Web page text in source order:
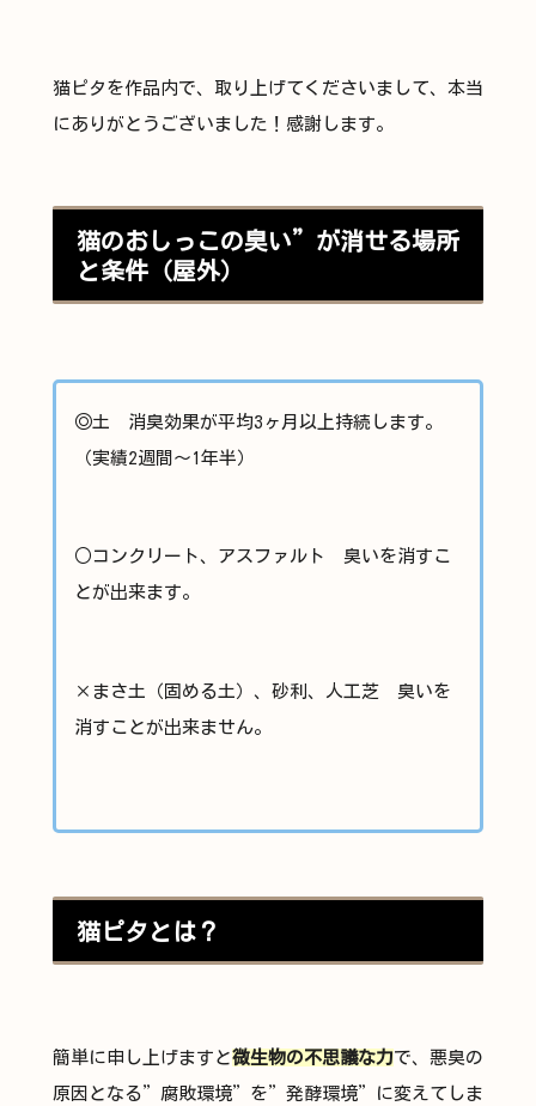
猫ピタを作品内で、取り上げてくださいまして、本当
にありがとうございました！感謝します。
猫のおしっこの臭い”が消せる場所
と条件（屋外）
◎土 消臭効果が平均3ヶ月以上持続します。
（実績2週間～1年半）
○コンクリート、アスファルト 臭いを消すこ
とが出来ます。
×まさ土（固める土）、砂利、人工芝 臭いを
消すことが出来ません。
猫ピタとは？
簡単に申し上げますと微生物の不思議な力で、悪臭の
原因となる”腐敗環境”を”発酵環境”に変えてしま